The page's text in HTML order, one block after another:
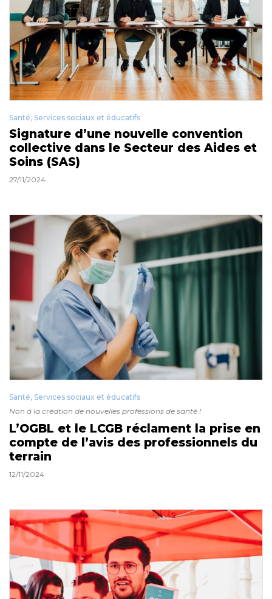
Santé, Services sociaux et éducatifs
Signature d’une nouvelle convention
collective dans le Secteur des Aides et
Soins (SAS)
27/11/2024
Santé, Services sociaux et éducatifs
Non à la création de nouvelles professions de santé !
L’OGBL et le LCGB réclament la prise en
compte de l’avis des professionnels du
terrain
12/11/2024